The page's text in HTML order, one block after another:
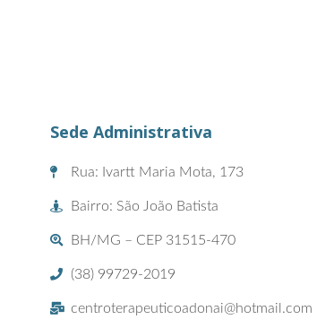
Sede Administrativa
Rua: Ivartt Maria Mota, 173
Bairro: São João Batista
BH/MG – CEP 31515-470
(38) 99729-2019
centroterapeuticoadonai@hotmail.com